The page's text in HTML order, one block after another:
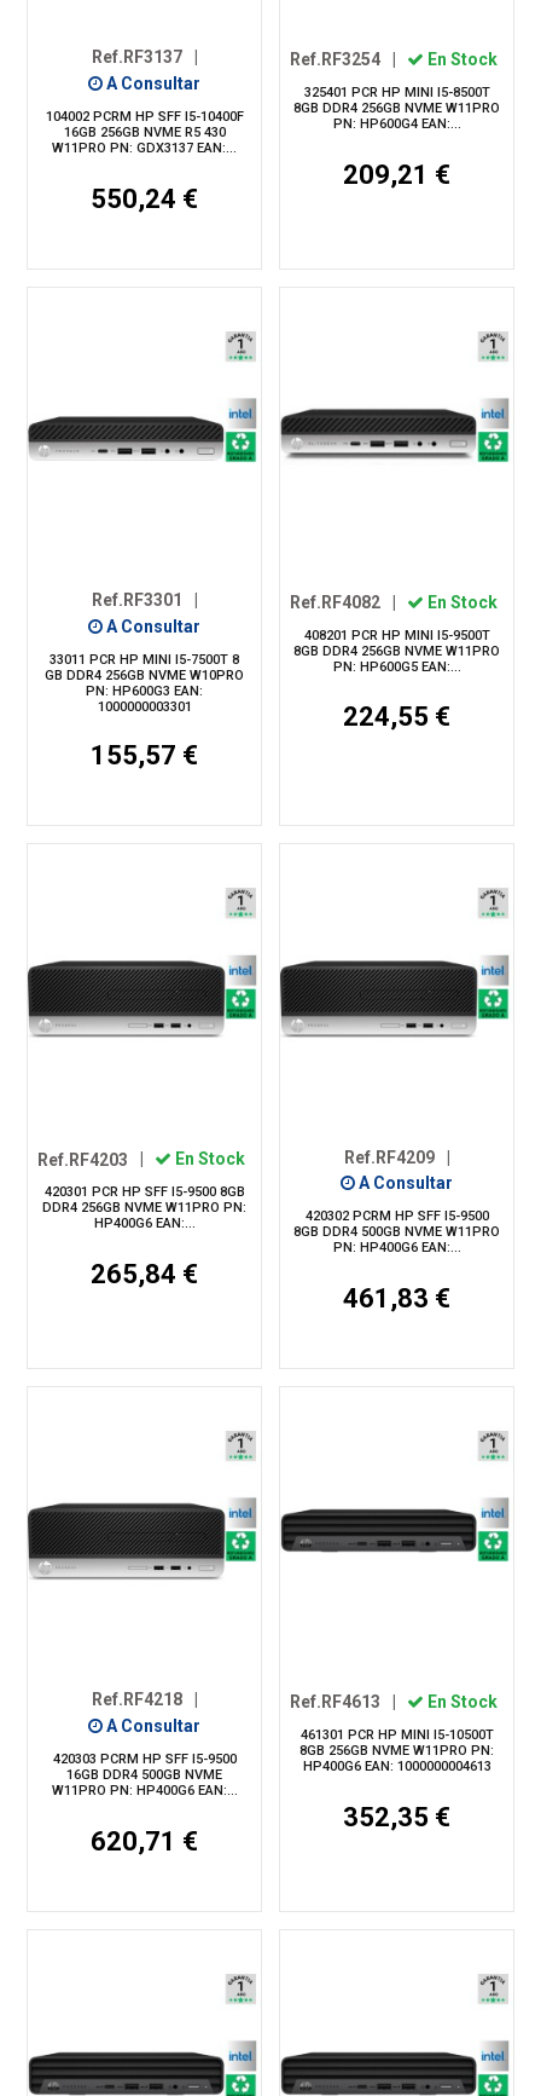
Ref.RF3137
A Consultar
104002 PCRM HP SFF I5-10400F
16GB 256GB NVME R5 430
W11PRO PN: GDX3137 EAN:...
550,24 €
Ref.RF3254 En Stock
325401 PCR HP MINI I5-8500T
8GB DDR4 256GB NVME W11PRO
PN: HP600G4 EAN:...
209,21 €
Ref.RF3301
A Consultar
33011 PCR HP MINI I5-7500T 8
GB DDR4 256GB NVME W10PRO
PN: HP600G3 EAN:
1000000003301
155,57 €
Ref.RF4082 | En Stock
408201 PCR HP MINI I5-9500T
8GB DDR4 256GB NVME W11PRO
PN: HP600G5 EAN:...
224,55 €
Ref.RF4203 En Stock
420301 PCR HP SFF I5-9500 8GB
DDR4 256GB NVME W11PRO PN:
HP400G6 EAN:...
265,84 €
Ref.RF4209
A Consultar
420302 PCRM HP SFF I5-9500
8GB DDR4 500GB NVME W11PRO
PN: HP400G6 EAN:...
461,83 €
Ref.RF4218
A Consultar
420303 PCRM HP SFF I5-9500
16GB DDR4 500GB NVME
W11PRO PN: HP400G6 EAN:...
620,71 €
Ref.RF4613 En Stock
461301 PCR HP MINI I5-10500T
8GB 256GB NVME W11PRO PN:
HP400G6 EAN: 1000000004613
352,35 €